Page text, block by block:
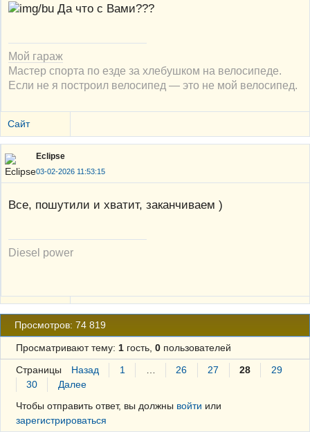
Да что с Вами???
Мой гараж
Мастер спорта по езде за хлебушком на велосипеде.
Если не я построил велосипед — это не мой велосипед.
Сайт
Eclipse
03-02-2026 11:53:15
Все, пошутили и хватит, заканчиваем )
Diesel power
Просмотров: 74 819
Просматривают тему: 1гость, 0пользователей
Страницы Назад 1 … 26 27 28
29
30
Далее
Чтобы отправить ответ, вы должны войти или
зарегистрироваться